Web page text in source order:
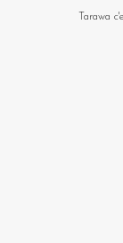
Tarawa